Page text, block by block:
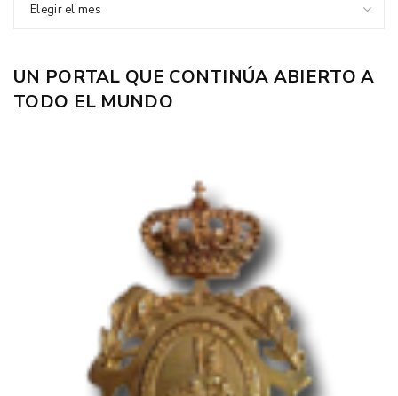
Elegir el mes
UN PORTAL QUE CONTINÚA ABIERTO A
TODO EL MUNDO